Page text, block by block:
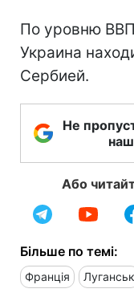
По уровню
Украина
Сербией.
Не
Або
Більше по темі:
Франція Луганськ